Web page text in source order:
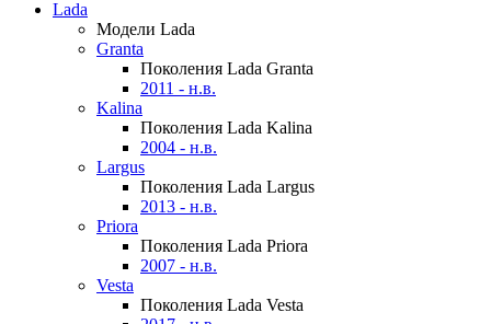
Lada
Модели Lada
Granta
Поколения Lada Granta
2011 - н.в.
Kalina
Поколения Lada Kalina
2004 - н.в.
Largus
Поколения Lada Largus
2013 - н.в.
Priora
Поколения Lada Priora
2007 - н.в.
Vesta
Поколения Lada Vesta